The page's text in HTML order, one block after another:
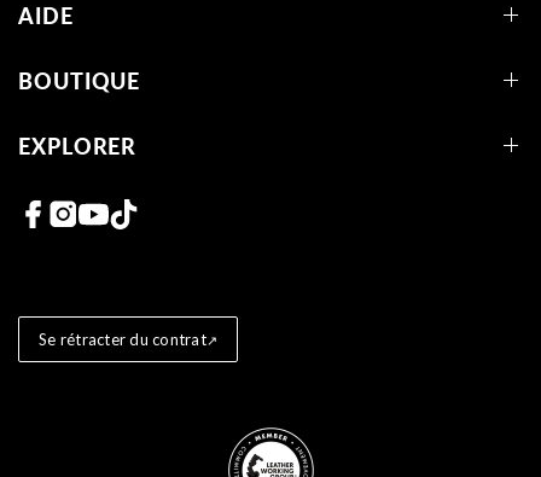
AIDE
BOUTIQUE
EXPLORER
Liens vers les réseaux sociaux
Se rétracter du contrat